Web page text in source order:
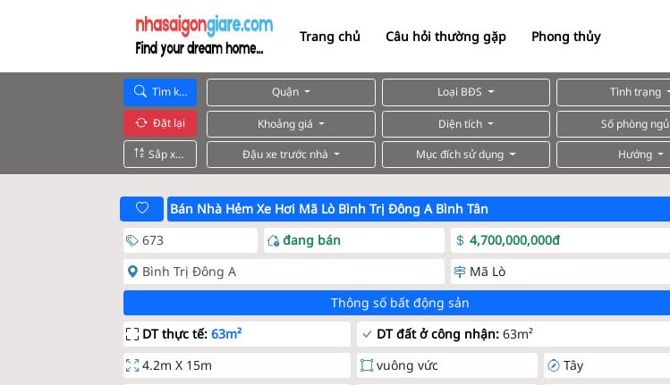
Trang chủ Câu hỏi thường gặp Phong thủy
Tìm kiếm
Đặt lại
Sắp xếp
Quận Loại BĐS Tình trạng
Khoảng giá Diện tích Số phòng ngủ
Đậu xe trước nhà
Mục đích sử dụng Hướng
Bán Nhà Hẻm Xe Hơi Mã Lò Bình Trị Đông A Bình Tân
673
đang bán
4,700,000,000đ
Bình Trị Đông A
Mã Lò
Thông số bất động sản
DT thực tế:63m² DT đất ở công nhận: 63m²
4.2m X 15m
vuông vức
Tây